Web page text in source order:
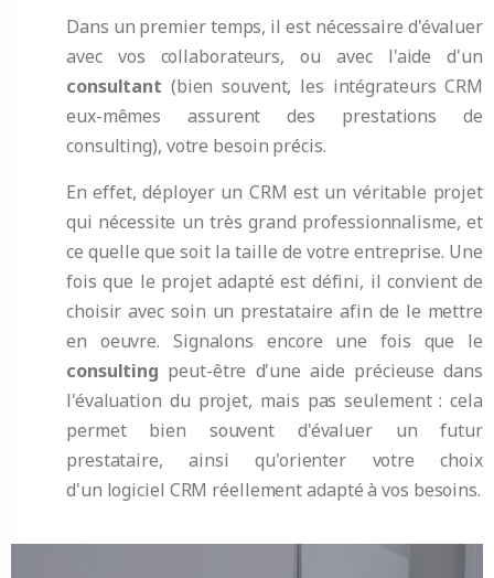
Dans un premier temps, il est nécessaire d'évaluer
avec vos collaborateurs, ou avec l'aide d'un
consultant (bien souvent, les intégrateurs CRM
eux-mêmes assurent des prestations de
consulting), votre besoin précis.
En effet, déployer un CRM est un véritable projet
qui nécessite un très grand professionnalisme, et
ce quelle que soit la taille de votre entreprise. Une
fois que le projet adapté est défini, il convient de
choisir avec soin un prestataire afin de le mettre
en oeuvre. Signalons encore une fois que le
consulting peut-être d'une aide précieuse dans
l'évaluation du projet, mais pas seulement : cela
permet bien souvent d'évaluer un futur
prestataire, ainsi qu'orienter votre choix
d'un logiciel CRM réellement adapté à vos besoins.